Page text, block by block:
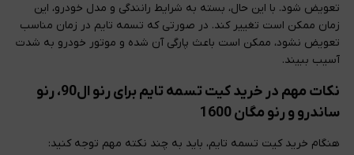
تعویض شود. با این حال، بسته به شرایط رانندگی و مدل خودرو، این
زمان ممکن است تغییر کند. در صورتی که تسمه تایم در زمان مناسب
تعویض نشود، ممکن است باعث پارگی آن شده و موتور خودرو به شدت
آسیب ببیند.
نکات مهم در خرید کیت تسمه تایم برای رنو ال90، رنو
ساندرو و رنو مگان 1600
هنگام خرید کیت تسمه تایم، باید به چند نکته مهم توجه کنید: